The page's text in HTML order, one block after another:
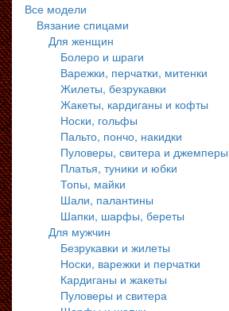
Все модели
Вязание спицами
Для женщин
Болеро и шраги
Варежки, перчатки, митенки
Жилеты, безрукавки
Жакеты, кардиганы и кофты
Носки, гольфы
Пальто, пончо, накидки
Пуловеры, свитера и джемперы
Платья, туники и юбки
Топы, майки
Шали, палантины
Шапки, шарфы, береты
Для мужчин
Безрукавки и жилеты
Носки, варежки и перчатки
Кардиганы и жакеты
Пуловеры и свитера